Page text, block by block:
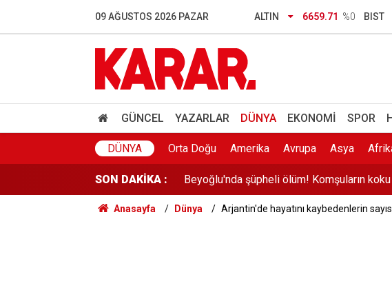
09 AĞUSTOS 2026 PAZAR ALTIN 6659.71 %0 BIST
GÜNCEL YAZARLAR DÜNYA EKONOMI SPOR
DÜNYA Orta Doğu Amerika Avrupa Asya
SON DAKİKA :
Harabe evde 7 yıl boyunca alıkonulmuştu:
Öğrenci affı yürürlüğe girdi: 4 ay içinde
Beyoğlu'nda şüpheli ölüm! Komşuların koku
YKS tercihleri yarın sona eriyor
Ankara'da drift yapanlara milyonluk ceza:
Anasayfa Dünya Arjantin'de hayatını kaybedenlerin